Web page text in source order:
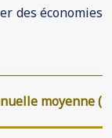
des économies
moyenne